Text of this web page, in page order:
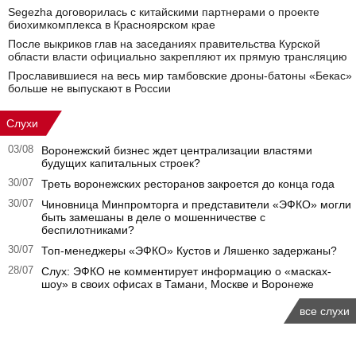
Segezha договорилась с китайскими партнерами о проекте
биохимкомплекса в Красноярском крае
После выкриков глав на заседаниях правительства Курской
области власти официально закрепляют их прямую трансляцию
Прославившиеся на весь мир тамбовские дроны-батоны «Бекас»
больше не выпускают в России
Слухи
03/08
Воронежский бизнес ждет централизации властями
будущих капитальных строек?
30/07 Треть воронежских ресторанов закроется до конца года
30/07
Чиновница Минпромторга и представители «ЭФКО» могли
быть замешаны в деле о мошенничестве с
беспилотниками?
30/07 Топ-менеджеры «ЭФКО» Кустов и Ляшенко задержаны?
28/07
Слух: ЭФКО не комментирует информацию о «масках-
шоу» в своих офисах в Тамани, Москве и Воронеже
все слухи